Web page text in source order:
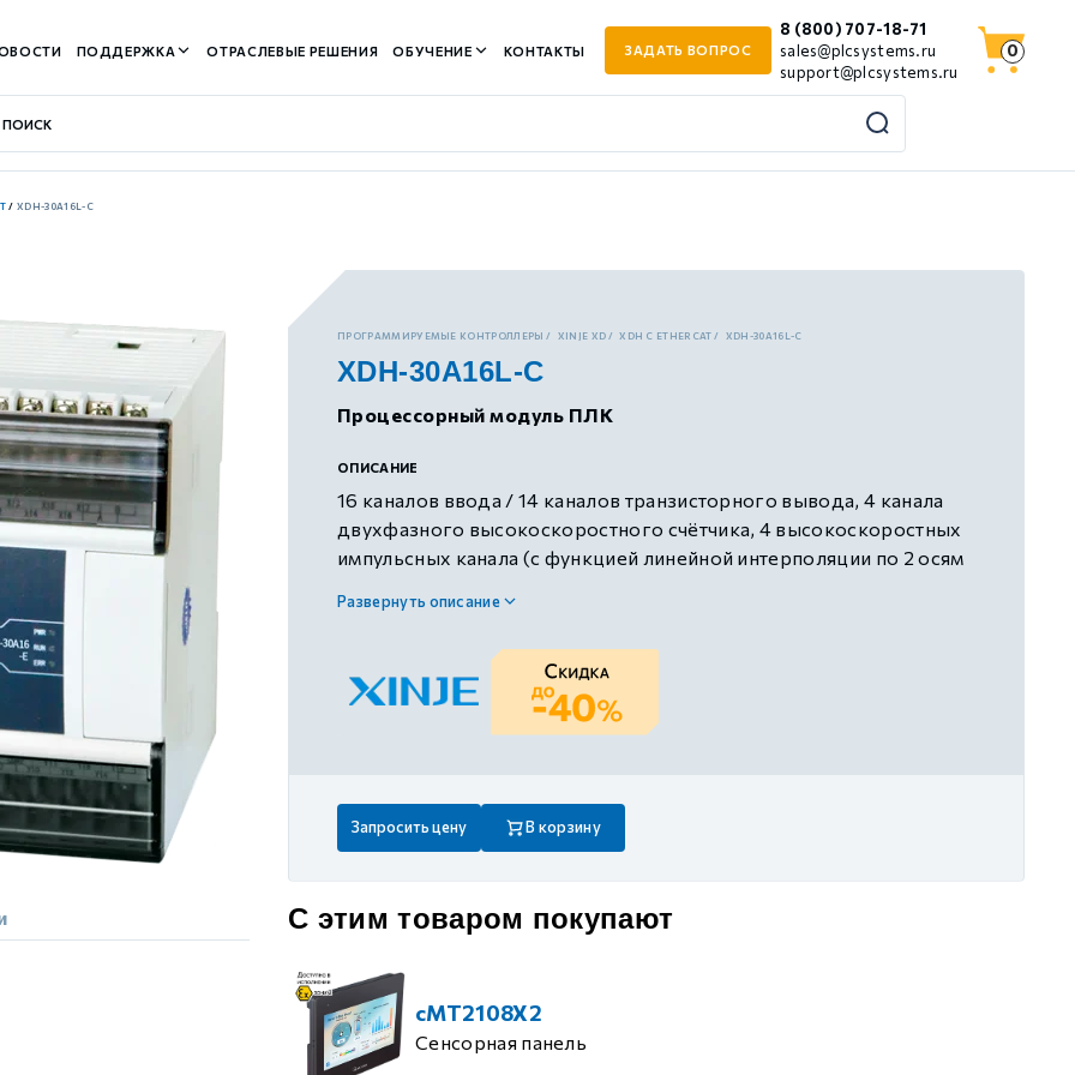
ПОДДЕРЖКА ОТРАСЛЕВЫЕ РЕШЕНИЯ ОБУЧЕНИЕ КОНТАКТЫ ЗАДАТЬ ВОПРОС
8 (800) 707-18-71
sales@plcsystems.ru
support@plcsystems.ru
0
/XDH-30A16L-C
ПРОГРАММИРУЕМЫЕ КОНТРОЛЛЕРЫ XINJE XD XDH С ETHERCAT XDH-30A16L-C
XDH-30A16L-C
Процессорный модуль ПЛК
ОПИСАНИЕ
16 каналов ввода / 14 каналов транзисторного вывода, 4 канала
двухфазного высокоскоростного счётчика, 4 высокоскоростных
импульсных канала (с функцией линейной интерполяции по 2 осям
поддержка управления движением по EtherCAT до 16 осей; цикл
синхронизации: 16 осей/1 мс, без поддержки функции управления
движением CAM, питание 24В DC
Развернуть описание
Запросить цену В корзину
С этим товаром покупают
cMT2108X2
Сенсорная панель
с разомкнутым контуром)
контуром)